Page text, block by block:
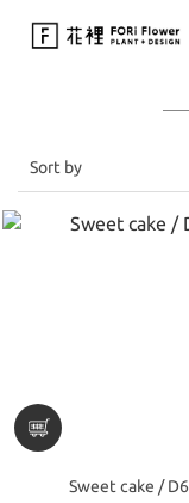
Sort by
Sweet cake / D6